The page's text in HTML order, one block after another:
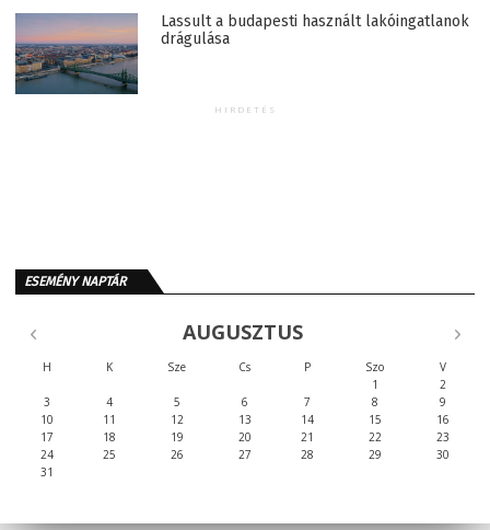
Lassult a budapesti használt lakóingatlanok
drágulása
HIRDETÉS
ESEMÉNY NAPTÁR
AUGUSZTUS
H K Sze Cs P Szo
V
1
2
3
4 5 6 7 8
9
10
11 12 13 14 15
16
17
18 19 20 21 22
23
24
25 26 27 28 29
30
31